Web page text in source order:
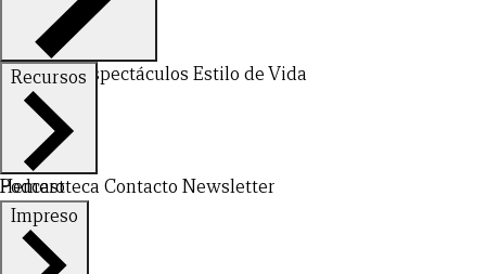
DeportesEspectáculos Estilo de Vida
Recursos
Hemeroteca Contacto Newsletter
Podcast
Impreso